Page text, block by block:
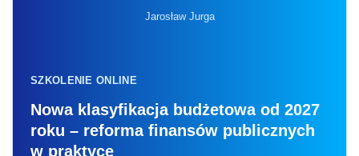
Jarosław Jurga
SZKOLENIE ONLINE
Nowa klasyfikacja budżetowa od 2027
roku – reforma finansów publicznych
w praktyce